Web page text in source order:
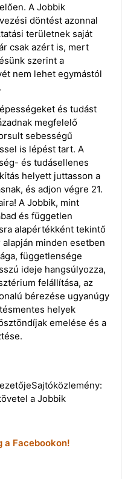
A Jobbik
döntést azonnal
területnek saját
csak azért is, mert
szerint a
nem lehet egymástól
és tudást
megfelelő
sebességű
is lépést tart. A
és tudásellenes
helyett juttasson a
és adjon végre 21.
A Jobbik, mint
és független
alapértékként tekintő
minden esetben
függetlensége
ideje hangsúlyozza,
felállítása, az
bérezése ugyanúgy
helyek
emelése és a
a Jobbik
a Facebookon!